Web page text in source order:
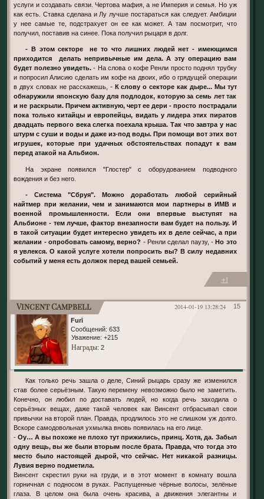
услуги и создавать связи. Чертова мафия, а не Империя и семья. Но уж
как есть. Ставка сделана и Лу лучше постараться как следует. Амбиции
у нее самые те, подстрахует он ее как может. А там посмотрит, что
получил, поставив на синее. Пока получил рыцаря в долг.
- В этом секторе не то что лишних людей нет - имеющимся
приходится делать непривычные им дела. А эту операцию вам
будет полезно увидеть. - На слова о кофе Ренли просто поднял трубку
и попросил Алисию сделать им кофе на двоих, ибо о грядущей операции
в двух словах не расскажешь, - К слову о секторе как дыре... Мы тут
обнаружили японскую базу для подлодок, которую за семь лет так
и не раскрыли. Причем активную, черт ее дери - просто пострадали
пока только китайцы и европейцы, видать у лидера этих пиратов
двадцать первого века слегка поехала крыша. Так что завтра у нас
штурм с суши и воды и даже из-под воды. При помощи вот этих вот
игрушек, которые при удачных обстоятельствах попадут к вам
перед атакой на Альбион.
На экране появился "Глостер" с оборудованием подводного
вождения и без него.
- Система "Сбруя". Можно доработать любой серийный
найтмер при желании, чем и занимаются мои партнеры в ИМВ и
военной промышленности. Если они впервые выступят на
Альбионе - тем лучше, фактор внезапности вам будет на пользу. И
в такой ситуации будет интересно увидеть их в деле сейчас, а при
желании - опробовать самому, верно? - Ренли сделал паузу, -Но это
я увлекся. О какой услуге хотели попросить вы? В силу недавних
событий у меня есть должок перед вашей семьей.
+1
15
2014-01-19 13:28:24
Vincent Campbell
Furī
Сообщений: 633
Уважение: +215
Награды: 2
Как только речь зашла о деле, Синий рыцарь сразу же изменился
став более серьёзным. Такую перемену невозможно было не заметить.
Конечно, он любил по доставать людей, но когда речь заходила о
серьёзных вещах, даже такой человек как Винсент отбрасывал свои
привычки на второй план. Правда, продлилось это не слишком уж долго.
Вскоре самодовольная ухмылка вновь появилась на его лице.
- Оу… А вы похоже не плохо тут прижились, принц. Хотя, да. Забыл
одну вещь, вы же были вторым после брата. Правда, что тогда это
место было настоящей дырой, что сейчас. Нет никакой разницы.
Лувия верно подметила.
Винсент скрестил руки на груди, и в этот момент в комнату вошла
горничная с подносом в руках. Распущенные чёрные волосы, зелёные
глаза. В целом она была очень красива, а движения элегантны и